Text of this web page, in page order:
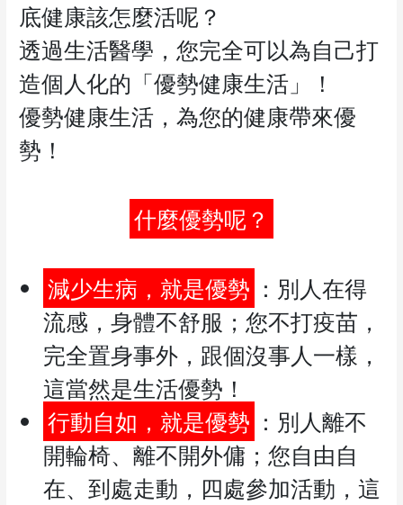
底健康該怎麼活呢？
透過生活醫學，您完全可以為自己打
造個人化的「優勢健康生活」！
優勢健康生活，為您的健康帶來優
勢！
什麼優勢呢？
減少生病，就是優勢 ：別人在得
流感，身體不舒服；您不打疫苗，
完全置身事外，跟個沒事人一樣，
這當然是生活優勢！
行動自如，就是優勢 ：別人離不
開輪椅、離不開外傭；您自由自
在、到處走動，四處參加活動，這